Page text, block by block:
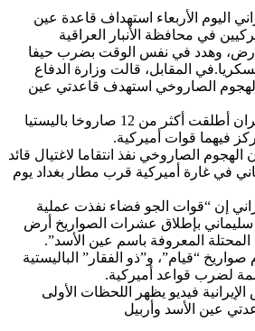
اليوم الأربعاء استهداف قاعدة عين
في محافظة الأنبار العراقية
وهدد في نفس الوقت بضرب حيفا
المقابل، قالت وزارة الدفاع
الهجوم الصاروخي استهدف قاعدتي عين
وأشار البنتاغون إلى أن إيران أطلقت أكثر من 12 صاروخا باليستيا
فيهما قوات أميركية.
الهجوم الصاروخي نفذ انتقاما لاغتيال قائد
في غارة أميركية قرب مطار بغداد يوم
إن “قوات الجو فضاء نفذت عملية
بإطلاق عشرات الصواريخ أرض
المعروفة باسم عين الأسد”.
“قيام”، و”ذو الفقار” الباليستية
فيديو يظهر اللحظات الأولى
عين الأسد وأربيل